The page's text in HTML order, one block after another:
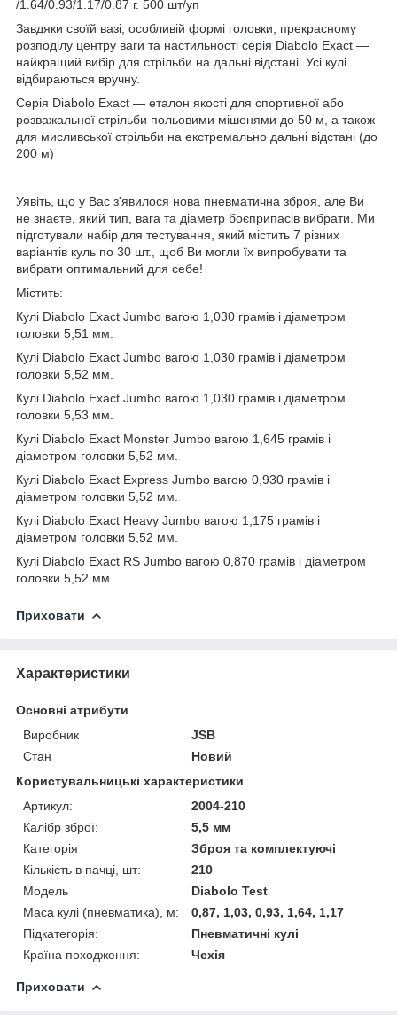
/1.64/0.93/1.17/0.87 г. 500 шт/уп
Завдяки своїй вазі, особливій формі головки, прекрасному
розподілу центру ваги та настильності серія Diabolo Exact —
найкращий вибір для стрільби на дальні відстані. Усі кулі
відбираються вручну.
Серія Diabolo Exact — еталон якості для спортивної або
розважальної стрільби польовими мішенями до 50 м, а також
для мисливської стрільби на екстремально дальні відстані (до
200 м)
Уявіть, що у Вас з'явилося нова пневматична зброя, але Ви
не знаєте, який тип, вага та діаметр боєприпасів вибрати. Ми
підготували набір для тестування, який містить 7 різних
варіантів куль по 30 шт., щоб Ви могли їх випробувати та
вибрати оптимальний для себе!
Містить:
Кулі Diabolo Exact Jumbo вагою 1,030 грамів і діаметром
головки 5,51 мм.
Кулі Diabolo Exact Jumbo вагою 1,030 грамів і діаметром
головки 5,52 мм.
Кулі Diabolo Exact Jumbo вагою 1,030 грамів і діаметром
головки 5,53 мм.
Кулі Diabolo Exact Monster Jumbo вагою 1,645 грамів і
діаметром головки 5,52 мм.
Кулі Diabolo Exact Express Jumbo вагою 0,930 грамів і
діаметром головки 5,52 мм.
Кулі Diabolo Exact Heavy Jumbo вагою 1,175 грамів і
діаметром головки 5,52 мм.
Кулі Diabolo Exact RS Jumbo вагою 0,870 грамів і діаметром
головки 5,52 мм.
Приховати
Характеристики
Основні атрибути
Виробник
JSB
Стан
Новий
Користувальницькі характеристики
Артикул:
2004-210
Калібр зброї:
5,5 мм
Категорія
Зброя та комплектуючі
Кількість в пачці, шт:
210
Мoдель
Diabolo Test
Маса кулі (пневматика), м:
0,87, 1,03, 0,93, 1,64, 1,17
Підкатегорія:
Пневматичні кулі
Країна походження:
Чехія
Приховати